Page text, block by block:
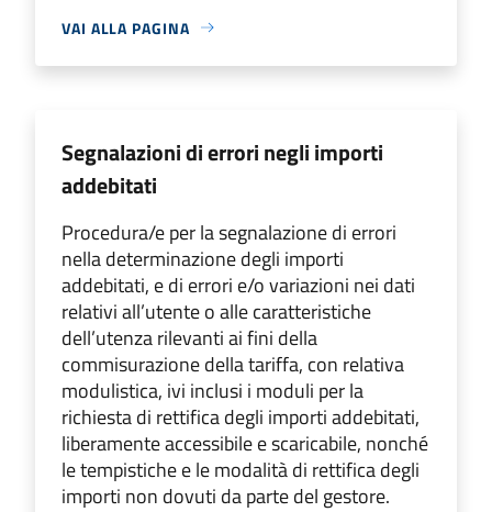
VAI ALLA PAGINA
Segnalazioni di errori negli importi
addebitati
Procedura/e per la segnalazione di errori
nella determinazione degli importi
addebitati, e di errori e/o variazioni nei dati
relativi all’utente o alle caratteristiche
dell’utenza rilevanti ai fini della
commisurazione della tariffa, con relativa
modulistica, ivi inclusi i moduli per la
richiesta di rettifica degli importi addebitati,
liberamente accessibile e scaricabile, nonché
le tempistiche e le modalità di rettifica degli
importi non dovuti da parte del gestore.